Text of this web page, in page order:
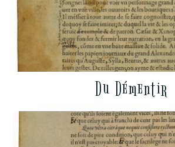
Du Démentir